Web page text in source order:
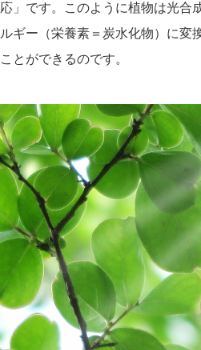
応」です。このように植物は光合
ルギー（栄養素＝炭水化物）に変
ことができるのです。